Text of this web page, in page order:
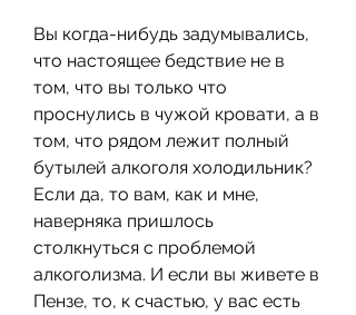
Вы когда-нибудь задумывались,
что настоящее бедствие не в
том, что вы только что
проснулись в чужой кровати, а в
том, что рядом лежит полный
бутылей алкоголя холодильник?
Если да, то вам, как и мне,
наверняка пришлось
столкнуться с проблемой
алкоголизма. И если вы живете в
Пензе, то, к счастью, у вас есть